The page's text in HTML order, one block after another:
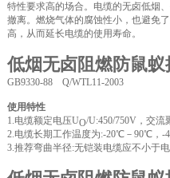
特性要求高的场合。电缆的无卤低烟
撤离。燃烧气体的腐蚀性小，也避免
高，从而延长电缆的使用寿命。
低烟无卤阻燃防鼠蚁
GB9330-88 Q/WTL11-2003
使用特性
1.电缆额定电压UO/U:450/750V，交流
2.电缆长期工作温度为:-20℃－90℃，-
3.推荐弯曲半径:无铠装电缆应不小于